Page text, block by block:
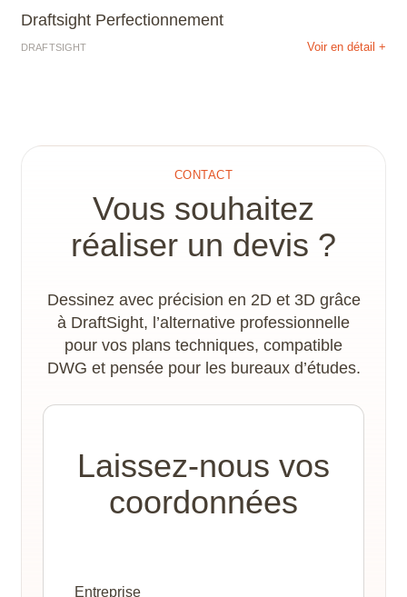
Draftsight Perfectionnement
DRAFTSIGHT Voir en détail +
CONTACT
Vous souhaitez
réaliser un devis ?
Dessinez avec précision en 2D et 3D grâce
à DraftSight, l’alternative professionnelle
pour vos plans techniques, compatible
DWG et pensée pour les bureaux d’études.
Laissez-nous vos
coordonnées
Entreprise